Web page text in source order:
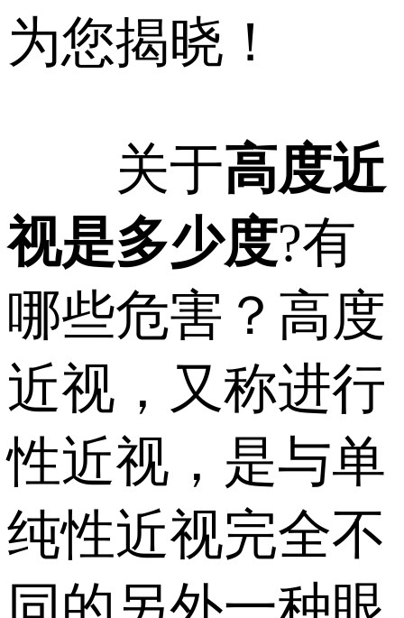
为您揭晓！
关于高度近
视是多少度?有
哪些危害？高度
近视，又称进行
性近视，是与单
纯性近视完全不